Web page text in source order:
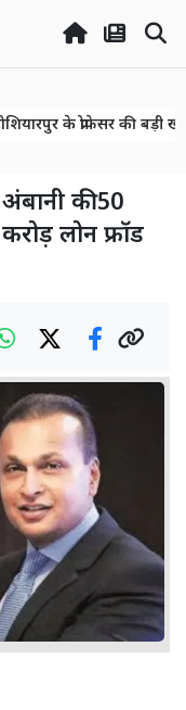
के प्रोफेसर की बड़ी
की 50
लोन फ्रॉड